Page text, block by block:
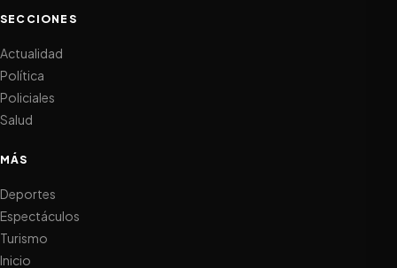
SECCIONES
Actualidad
Política
Policiales
Salud
MÁS
Deportes
Espectáculos
Turismo
Inicio